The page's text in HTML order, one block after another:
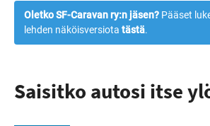
Oletko SF-Caravan ry:n jäsen? Pääset
lehden näköisversiota tästä.
Saisitko autosi itse